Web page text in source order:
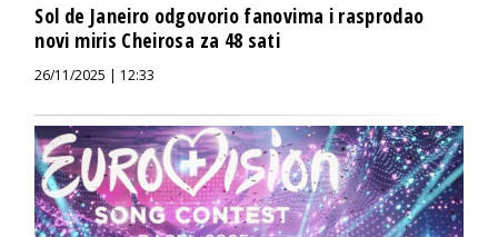
Sol de Janeiro odgovorio fanovima i rasprodao
novi miris Cheirosa za 48 sati
26/11/2025 | 12:33